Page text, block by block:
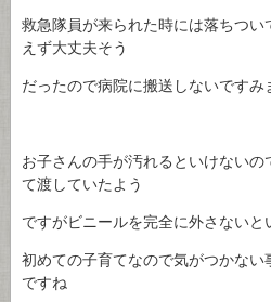
救急隊員が来られた時には落ちつ
えず大丈夫そう
だったので病院に搬送しないですみ
お子さんの手が汚れるといけない
て渡していたよう
ですがビニールを完全に外さないと
初めての子育てなので気がつかな
ですね